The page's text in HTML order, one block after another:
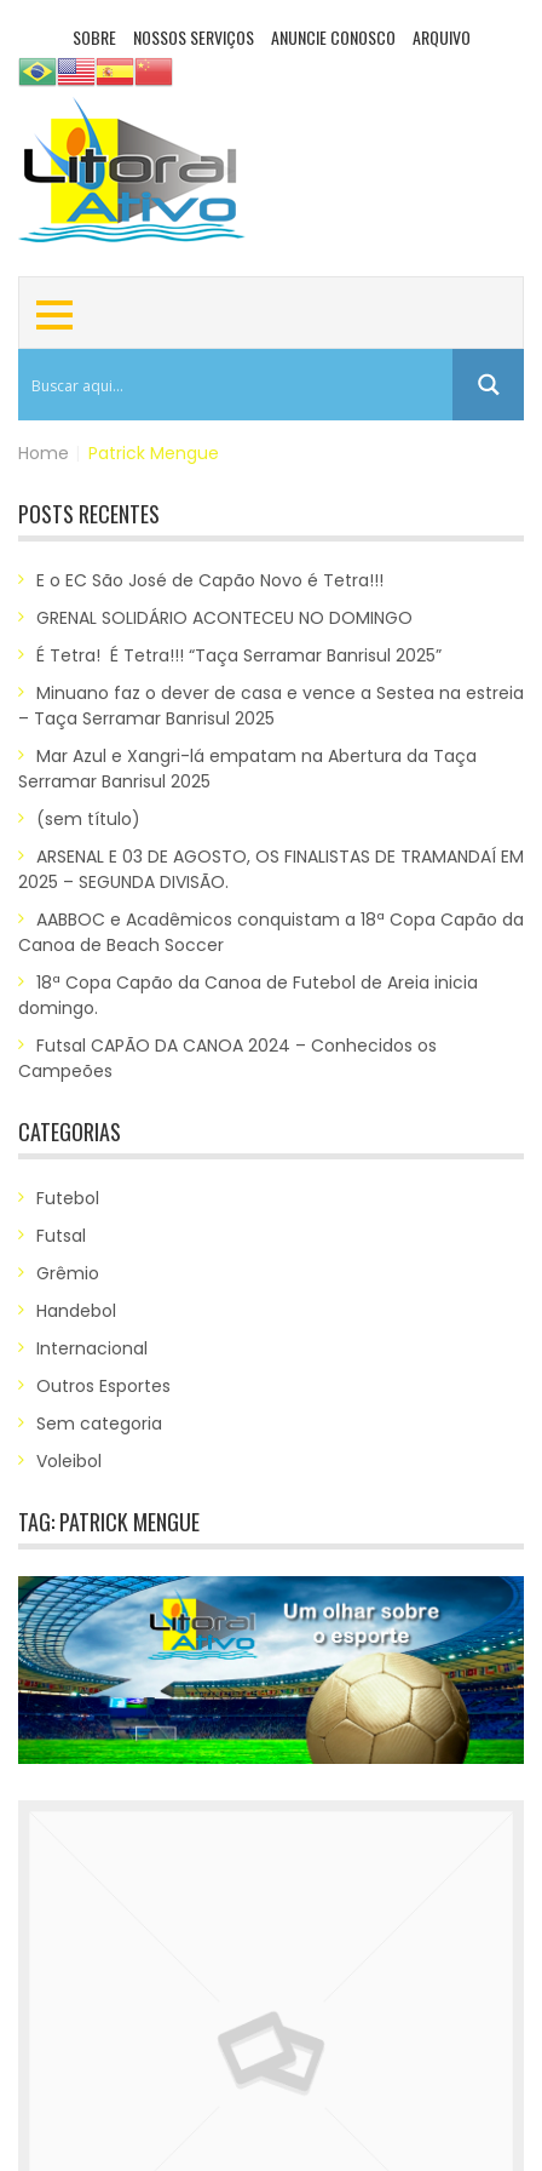
SOBRE NOSSOS SERVIÇOS ANUNCIE CONOSCO ARQUIVO
Home Patrick Mengue
POSTS RECENTES
E o EC São José de Capão Novo é Tetra!!!
GRENAL SOLIDÁRIO ACONTECEU NO DOMINGO
É Tetra! É Tetra!!! “Taça Serramar Banrisul 2025”
Minuano faz o dever de casa e vence a Sestea na estreia
– Taça Serramar Banrisul 2025
Mar Azul e Xangri-lá empatam na Abertura da Taça
Serramar Banrisul 2025
(sem título)
ARSENAL E 03 DE AGOSTO, OS FINALISTAS DE TRAMANDAÍ EM
2025 – SEGUNDA DIVISÃO.
AABBOC e Acadêmicos conquistam a 18ª Copa Capão da
Canoa de Beach Soccer
18ª Copa Capão da Canoa de Futebol de Areia inicia
domingo.
Futsal CAPÃO DA CANOA 2024 – Conhecidos os
Campeões
CATEGORIAS
Futebol
Futsal
Grêmio
Handebol
Internacional
Outros Esportes
Sem categoria
Voleibol
TAG:PATRICK MENGUE